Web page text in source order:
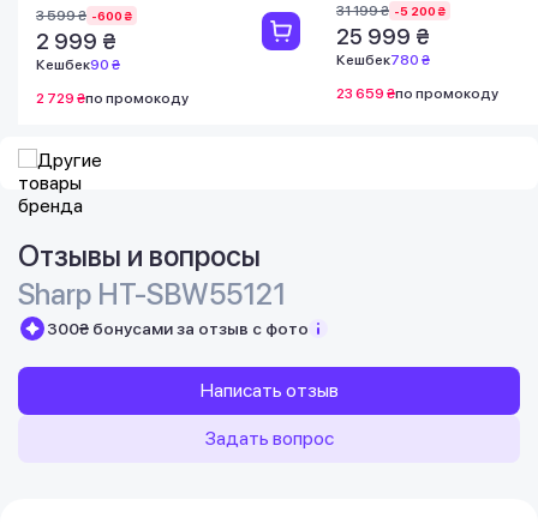
3 599 ₴ -600 ₴
2 999 ₴
Кешбек90 ₴
2 729 ₴по промокоду
31 199 ₴ -5 200 ₴
25 999 ₴
Кешбек780 ₴
23 659 ₴по промокоду
Отзывы и вопросы
Sharp HT-SBW55121
300₴ бонусами за отзыв с фото
Написать отзыв
Задать вопрос